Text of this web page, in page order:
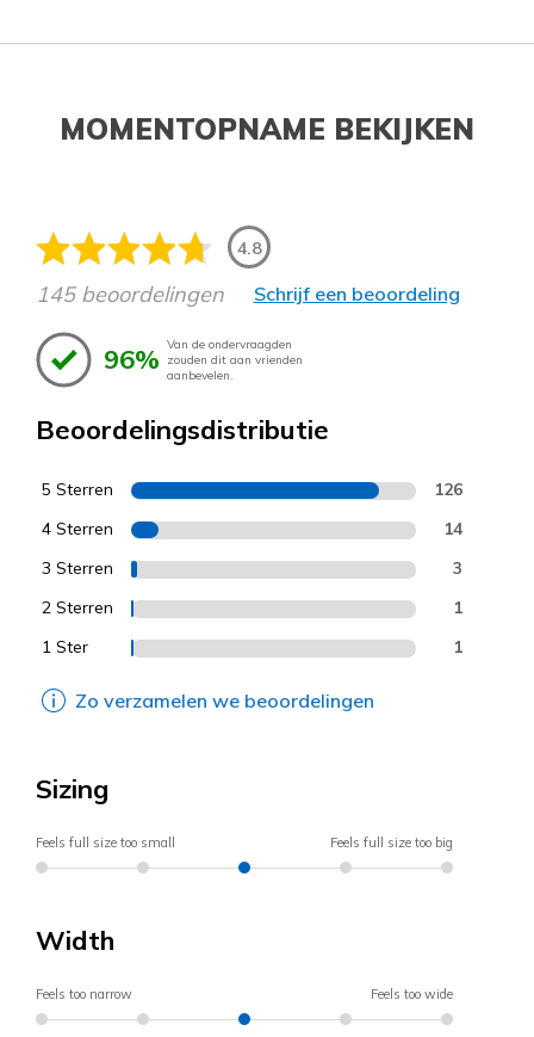
MOMENTOPNAME BEKIJKEN
4.8
145 beoordelingen Schrijf een beoordeling
96% Van de ondervraagden
zouden dit aan vrienden
aanbevelen.
Beoordelingsdistributie
5 Sterren 126
4 Sterren 14
3 Sterren 3
2 Sterren 1
1 Ster 1
Zo verzamelen we beoordelingen
Sizing
Feels full size too small Feels full size too big
Width
Feels too narrow Feels too wide